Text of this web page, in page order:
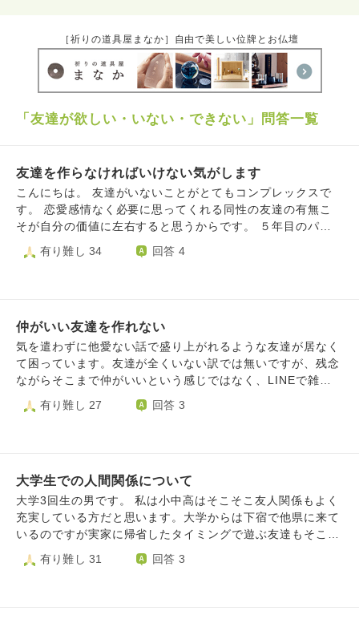
［祈りの道具屋まなか］自由で美しい位牌とお仏壇
「友達が欲しい・いない・できない」問答一覧
友達を作らなければいけない気がします
こんにちは。 友達がいないことがとてもコンプレックスで
す。 恋愛感情なく必要に思ってくれる同性の友達の有無こ
そが自分の価値に左右すると思うからです。 ５年目のパー
トナーがいます。お互いに自然体でいられて、話も弾みま
す。 ここまでのパートナー関係を築くことも簡単ではない
ない自分は劣っているという思考に陥ってしまいます。 仲
の良かった昔の同級生にはたまに連絡をしますが一方的で、
私が連絡を断てば切れてしまう縁のみです。 予定を合わせ
るときも、帰りの時間ばかり気にされたりと熱量の差を感じ
がいなくなってしまいます。一方、深まらない関係を必死に
じることがほとんどです。 自分の魅力のなさや性格に問題
があるのだろうとは考えており、自覚しているところは直し
たり、苦手な会話も学ぶ努力はしていますが、どこがいけな
いのかは分かりません。 実のところ、一人でいるのが一番
友達がいて楽しそうな人達に比べて、自分が惨めに映るのが
有り難し 34 回答 4
仲がいい友達を作れない
気を遣わずに他愛ない話で盛り上がれるような友達が居なく
て困っています。友達が全くいない訳では無いですが、残念
ながらそこまで仲がいいという感じではなく、LINEで雑談
もあまりしないので正直大学を卒業したら会うことは無いん
だろうなと思います。数少ない3人の高校の友達も仲が良か
恋愛ドラマ恋愛リアリティーショー、好きな男性のタイプ等
の話題ばかりで、反応に困ってしまい話題についていけず困
っています。正直恋愛以前に生身の男性に対してかっこいい
など思ったことが人生で1度もなく、好きなタイプ無いので
しまいます…。教えて貰ったものは時間があれば触れるよう
有り難し 27 回答 3
大学生での人間関係について
大学3回生の男です。 私は小中高はそこそこ友人関係もよく
充実している方だと思います。大学からは下宿で他県に来て
いるのですが実家に帰省したタイミングで遊ぶ友達もそこそ
こにいます。下宿先でも隣県に住んでる友達と遊ぶこともあ
ります。しかし私は1回生のころサークルに入りたかったの
有り難し 31 回答 3